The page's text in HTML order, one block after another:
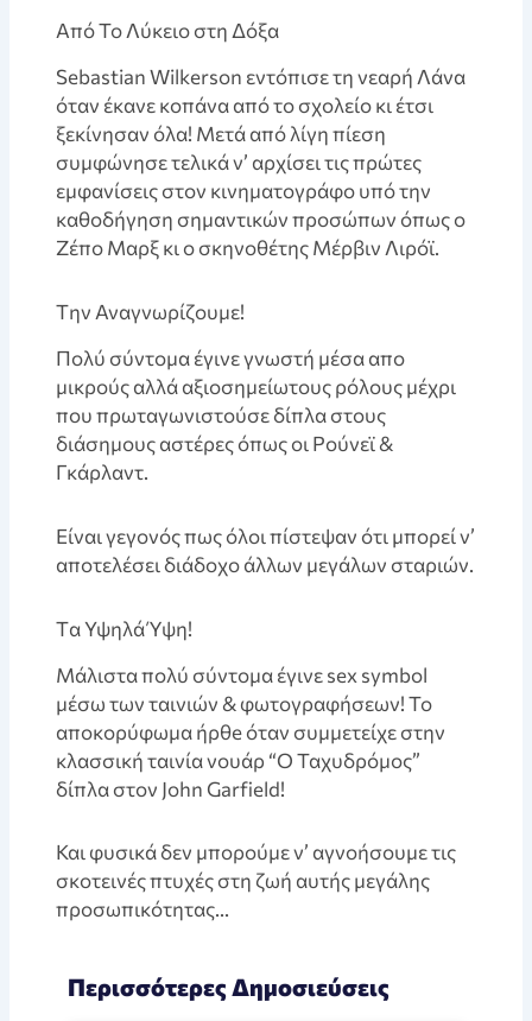
Aπό Το Λύκειο στη Δόξα
Sebastian Wilkerson εντόπισε τη νεαρή Λάνα
όταν έκανε κοπάνα από το σχολείο κι έτσι
ξεκίνησαν όλα! Μετά από λίγη πίεση
συμφώνησε τελικά ν’ αρχίσει τις πρώτες
εμφανίσεις στον κινηματογράφο υπό την
καθοδήγηση σημαντικών προσώπων όπως ο
Ζέπο Μαρξ κι ο σκηνοθέτης Μέρβιν Λιρόϊ.
Tην Αναγνωρίζουμε!
Πολύ σύντομα έγινε γνωστή μέσα απο
μικρούς αλλά αξιοσημείωτους ρόλους μέχρι
που πρωταγωνιστούσε δίπλα στους
διάσημους αστέρες όπως οι Ρούνεϊ &
Γκάρλαντ.
Είναι γεγονός πως όλοι πίστεψαν ότι μπορεί ν’
αποτελέσει διάδοχο άλλων μεγάλων σταριών.
Tα Υψηλά Ύψη!
Μάλιστα πολύ σύντομα έγινε sex symbol
μέσω των ταινιών & φωτογραφήσεων! Το
αποκορύφωμα ήρθe όταν συμμετείχε στην
κλασσική ταινία νουάρ “Ο Ταχυδρόμος”
δίπλα στον John Garfield!
Και φυσικά δεν μπορούμε ν’ αγνοήσουμε τις
σκοτεινές πτυχές στη ζωή αυτής μεγάλης
προσωπικότητας…
Περισσότερες Δημοσιεύσεις